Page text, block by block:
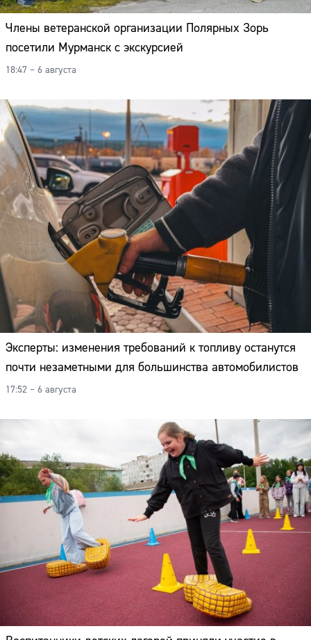
Члены ветеранской организации Полярных Зорь
посетили Мурманск с экскурсией
18:47 – 6 августа
Эксперты: изменения требований к топливу останутся
почти незаметными для большинства автомобилистов
17:52 – 6 августа